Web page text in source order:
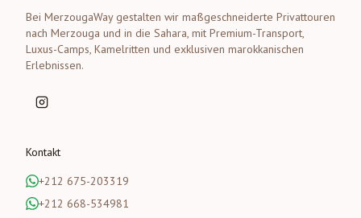
Bei MerzougaWay gestalten wir maßgeschneiderte Privattouren
nach Merzouga und in die Sahara, mit Premium-Transport,
Luxus-Camps, Kamelritten und exklusiven marokkanischen
Erlebnissen.
Kontakt
+212 675-203319
+212 668-534981